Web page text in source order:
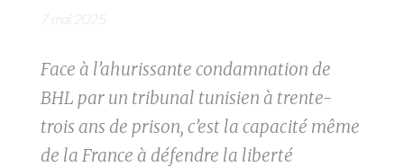
7 mai 2025
Face à l’ahurissante condamnation de
BHL par un tribunal tunisien à trente-
trois ans de prison, c’est la capacité même
de la France à défendre la liberté